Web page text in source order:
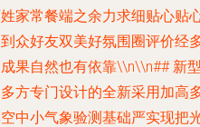
家常餐端之余力求细贴心贴
众好友双美好氛围圈评价经
果自然也有依靠\\n\\n## 新
方专门设计的全新采用加高
中小气象验测基础严实现把